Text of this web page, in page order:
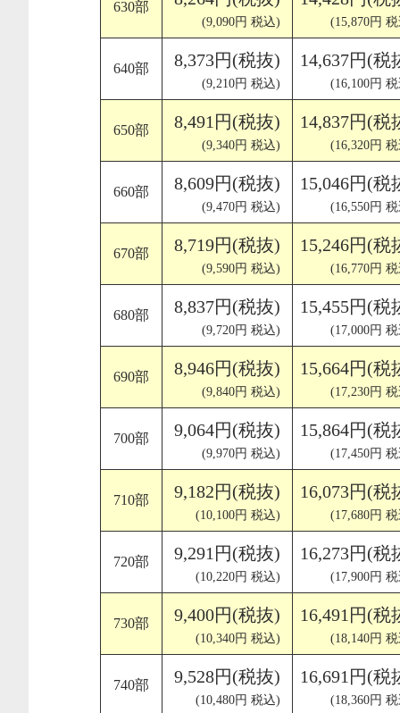
630部
(9,090円 税込) (15,870円
640部 8,373円(税抜)
(9,210円 税込)
14,637円(税
(16,100円
650部 8,491円(税抜)
(9,340円 税込)
14,837円(税
(16,320円
660部 8,609円(税抜)
(9,470円 税込)
15,046円(税
(16,550円
670部 8,719円(税抜)
(9,590円 税込)
15,246円(税
(16,770円
680部 8,837円(税抜)
(9,720円 税込)
15,455円(税
(17,000円
690部 8,946円(税抜)
(9,840円 税込)
15,664円(税
(17,230円
700部 9,064円(税抜)
(9,970円 税込)
15,864円(税
(17,450円
710部 9,182円(税抜)
(10,100円 税込)
16,073円(税
(17,680円
720部 9,291円(税抜)
(10,220円 税込)
16,273円(税
(17,900円
730部 9,400円(税抜)
(10,340円 税込)
16,491円(税
(18,140円
740部 9,528円(税抜)
(10,480円 税込)
16,691円(税
(18,360円